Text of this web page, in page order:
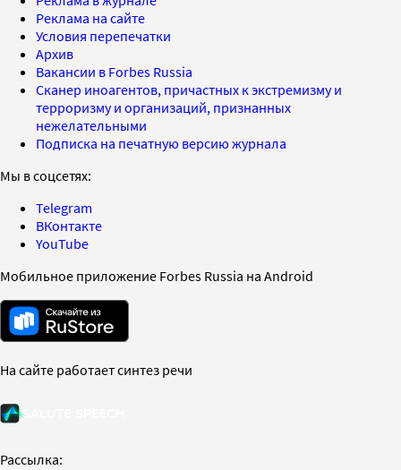
Реклама на сайте
Условия перепечатки
Архив
Вакансии в Forbes Russia
Сканер иноагентов, причастных к экстремизму и
терроризму и организаций, признанных
нежелательными
Подписка на печатную версию журнала
Мы в соцсетях:
Telegram
ВКонтакте
YouTube
Мобильное приложение Forbes Russia на Android
На сайте работает синтез речи
Рассылка: